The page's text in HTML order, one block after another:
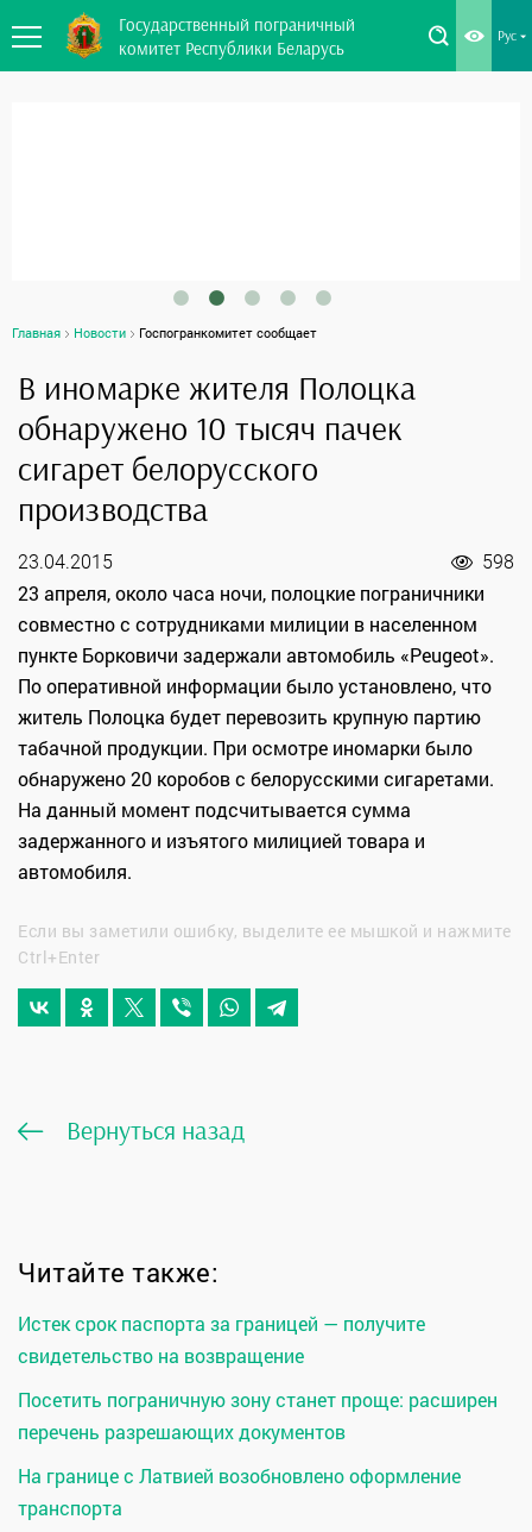
Государственный пограничный
комитет Республики Беларусь
Рус
Главная Новости Госпогранкомитет сообщает
В иномарке жителя Полоцка
обнаружено 10 тысяч пачек
сигарет белорусского
производства
23.04.2015 598
23 апреля, около часа ночи, полоцкие пограничники
совместно с сотрудниками милиции в населенном
пункте Борковичи задержали автомобиль «Peugeot».
По оперативной информации было установлено, что
житель Полоцка будет перевозить крупную партию
табачной продукции. При осмотре иномарки было
обнаружено 20 коробов с белорусскими сигаретами.
На данный момент подсчитывается сумма
задержанного и изъятого милицией товара и
автомобиля.
Если вы заметили ошибку, выделите ее мышкой и нажмите
Ctrl+Enter
Вернуться назад
Читайте также:
Истек срок паспорта за границей — получите
свидетельство на возвращение
Посетить пограничную зону станет проще: расширен
перечень разрешающих документов
На границе с Латвией возобновлено оформление
транспорта